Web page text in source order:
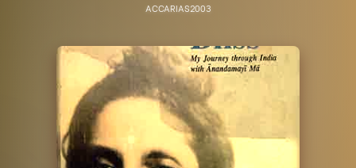
ACCARIAS2003